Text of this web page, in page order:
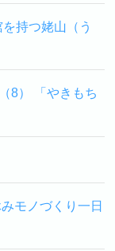
持つ姥山（う
8） 「やきもち
モノづくり一日